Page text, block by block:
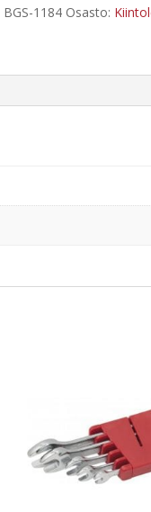
BGS-1184 Osasto: